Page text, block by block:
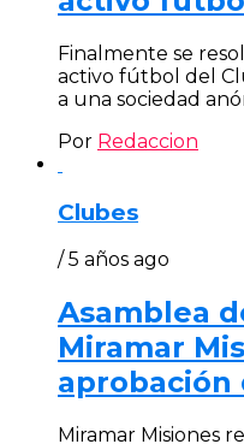
Finalmente se
activo fútbol del
a una sociedad
Por Redaccion
Clubes
/ 5 años ago
Asamblea
Miramar
aprobación
Miramar Misiones